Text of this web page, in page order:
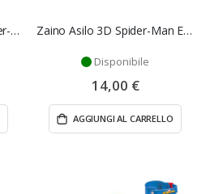
Astuccio 3 Scomparti Spider-Man Cerdà Zaino Asilo 3D Spider-Man Elite World 30 cm
Disponibile
14,00 €
AGGIUNGI AL CARRELLO